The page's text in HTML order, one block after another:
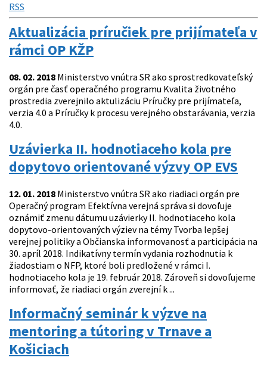
RSS
Aktualizácia príručiek pre prijímateľa v
rámci OP KŽP
08. 02. 2018 Ministerstvo vnútra SR ako sprostredkovateľský
orgán pre časť operačného programu Kvalita životného
prostredia zverejnilo aktulizáciu Príručky pre prijímateľa,
verzia 4.0 a Príručky k procesu verejného obstarávania, verzia
4.0.
Uzávierka II. hodnotiaceho kola pre
dopytovo orientované výzvy OP EVS
12. 01. 2018 Ministerstvo vnútra SR ako riadiaci orgán pre
Operačný program Efektívna verejná správa si dovoľuje
oznámiť zmenu dátumu uzávierky II. hodnotiaceho kola
dopytovo-orientovaných výziev na témy Tvorba lepšej
verejnej politiky a Občianska informovanosť a participácia na
30. apríl 2018. Indikatívny termín vydania rozhodnutia k
žiadostiam o NFP, ktoré boli predložené v rámci I.
hodnotiaceho kola je 19. február 2018. Zároveň si dovoľujeme
informovať, že riadiaci orgán zverejní k ...
Informačný seminár k výzve na
mentoring a tútoring v Trnave a
Košiciach